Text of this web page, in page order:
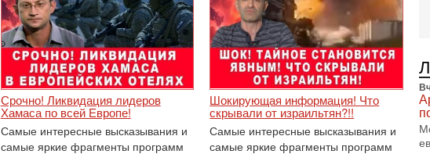
Срочно! Ликвидация лидеров
Хамаса по всей Европе!
Самые интересные высказывания и
самые яркие фрагменты программ
Шокирующая информация! Что
скрывали от израильтян?!!
Самые интересные высказывания и
самые яркие фрагменты программ